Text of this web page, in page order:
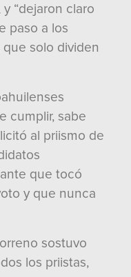
“dejaron claro
paso a los
solo dividen
cumplir, sabe
al priismo de
que tocó
y que nunca
sostuvo
los priistas,